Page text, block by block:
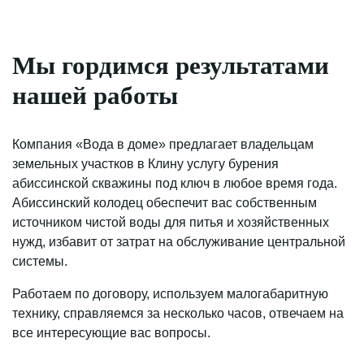
Мы гордимся результатами
нашей работы
Компания «Вода в доме» предлагает владельцам
земельных участков в Клину услугу бурения
абиссинской скважины под ключ в любое время года.
Абиссинский колодец обеспечит вас собственным
источником чистой воды для питья и хозяйственных
нужд, избавит от затрат на обслуживание центральной
системы.
Работаем по договору, используем малогабаритную
технику, справляемся за несколько часов, отвечаем на
все интересующие вас вопросы.